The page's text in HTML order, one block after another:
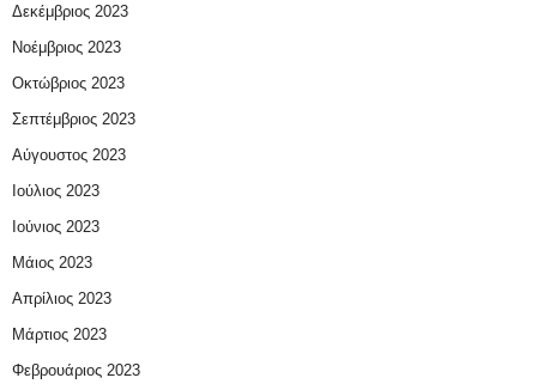
Δεκέμβριος 2023
Νοέμβριος 2023
Οκτώβριος 2023
Σεπτέμβριος 2023
Αύγουστος 2023
Ιούλιος 2023
Ιούνιος 2023
Μάιος 2023
Απρίλιος 2023
Μάρτιος 2023
Φεβρουάριος 2023